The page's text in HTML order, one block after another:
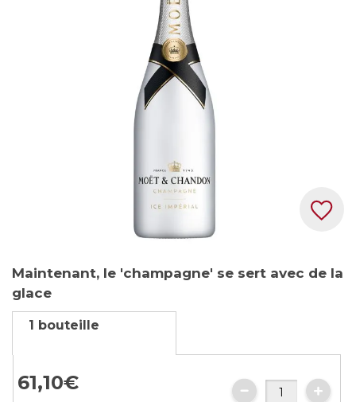
to
the
beginning
the
images
gallery
Maintenant, le 'champagne' se sert avec de la
glace
1 bouteille
61,10€